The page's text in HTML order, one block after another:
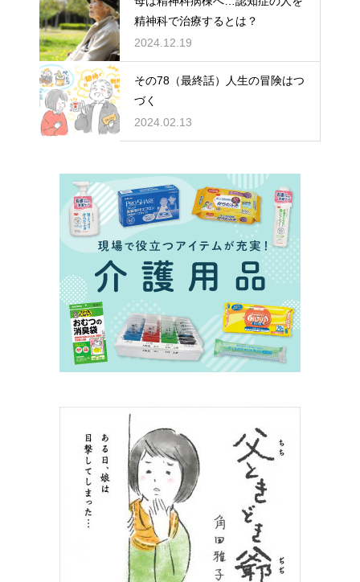
精神科で治療するとは？
2024.12.19
その78（最終話）人生の冒険はつ
づく
2024.02.13